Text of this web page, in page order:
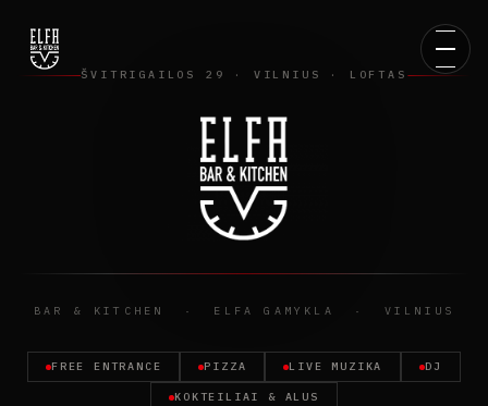
NARYSTĖ
ŠVITRIGAILOS 29 · VILNIUS · LOFTAS
BAR & KITCHEN · ELFA GAMYKLA · VILNIUS
FREE ENTRANCE PIZZA LIVE MUZIKA DJ
KOKTEILIAI & ALUS